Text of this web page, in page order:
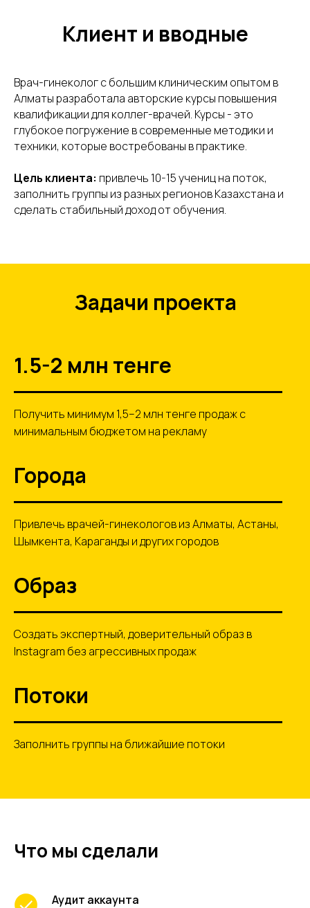
Клиент и вводные
Врач-гинеколог с большим клиническим опытом в
Алматы разработала авторские курсы повышения
квалификации для коллег-врачей. Курсы - это
глубокое погружение в современные методики и
техники, которые востребованы в практике.
Цель клиента: привлечь 10-15 учениц на поток,
заполнить группы из разных регионов Казахстана и
сделать стабильный доход от обучения.
Задачи проекта
1.5-2 млн тенге
Получить минимум 1,5–2 млн тенге продаж с
минимальным бюджетом на рекламу
Города
Привлечь врачей-гинекологов из Алматы, Астаны,
Шымкента, Караганды и других городов
Образ
Создать экспертный, доверительный образ в
Instagram без агрессивных продаж
Потоки
Заполнить группы на ближайшие потоки
Что мы сделали
Аудит аккаунта